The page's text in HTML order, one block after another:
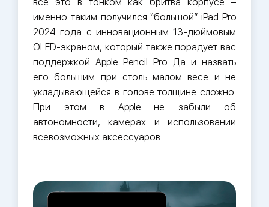
всё это в тонком как бритва корпусе –
именно таким получился “большой” iPad Pro
2024 года с инновационным 13-дюймовым
OLED-экраном, который также порадует вас
поддержкой Apple Pencil Pro. Да и назвать
его большим при столь малом весе и не
укладывающейся в голове толщине сложно.
При этом в Apple не забыли об
автономности, камерах и использовании
всевозможных аксессуаров.